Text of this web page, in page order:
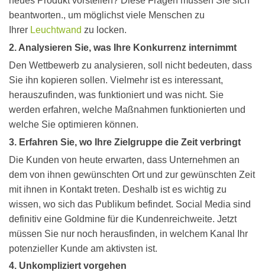
beantworten., um möglichst viele Menschen zu
Ihrer Leuchtwand zu locken.
2. Analysieren Sie, was Ihre Konkurrenz internimmt
Den Wettbewerb zu analysieren, soll nicht bedeuten, dass
Sie ihn kopieren sollen. Vielmehr ist es interessant,
herauszufinden, was funktioniert und was nicht. Sie
werden erfahren, welche Maßnahmen funktionierten und
welche Sie optimieren können.
3. Erfahren Sie, wo Ihre Zielgruppe die Zeit verbringt
Die Kunden von heute erwarten, dass Unternehmen an
dem von ihnen gewünschten Ort und zur gewünschten Zeit
mit ihnen in Kontakt treten. Deshalb ist es wichtig zu
wissen, wo sich das Publikum befindet. Social Media sind
definitiv eine Goldmine für die Kundenreichweite. Jetzt
müssen Sie nur noch herausfinden, in welchem Kanal Ihr
potenzieller Kunde am aktivsten ist.
4. Unkompliziert vorgehen